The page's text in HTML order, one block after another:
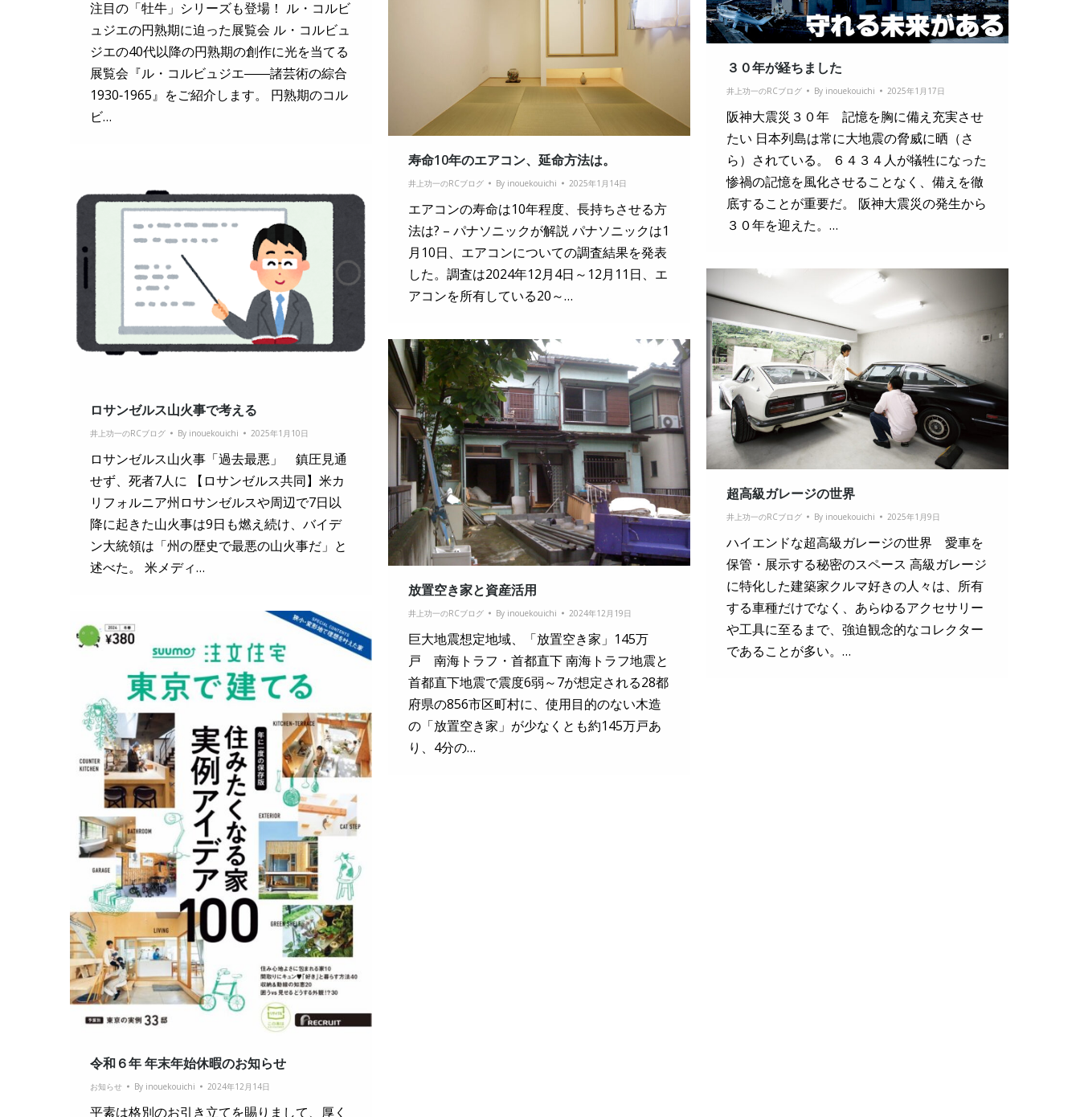
注目の「牡牛」シリーズも登場！ ル・コルビ
ュジエの円熟期に迫った展覧会 ル・コルビュ
ジエの40代以降の円熟期の創作に光を当てる
展覧会『ル・コルビュジエ――諸芸術の綜合
1930‐1965』をご紹介します。 円熟期のコル
ビ…
３０年が経ちました
井上功一のRCブログ By inouekouichi 2025年1月17日
阪神大震災３０年 記憶を胸に備え充実させ
たい 日本列島は常に大地震の脅威に晒（さ
ら）されている。 ６４３４人が犠牲になった
惨禍の記憶を風化させることなく、備えを徹
底することが重要だ。 阪神大震災の発生から
３０年を迎えた。…
寿命10年のエアコン、延命方法は。
井上功一のRCブログ By inouekouichi 2025年1月14日
エアコンの寿命は10年程度、長持ちさせる方
法は? – パナソニックが解説 パナソニックは1
月10日、エアコンについての調査結果を発表
した。調査は2024年12月4日～12月11日、エ
アコンを所有している20～…
ロサンゼルス山火事で考える
井上功一のRCブログ By inouekouichi 2025年1月10日
ロサンゼルス山火事「過去最悪」 鎮圧見通
せず、死者7人に 【ロサンゼルス共同】米カ
リフォルニア州ロサンゼルスや周辺で7日以
降に起きた山火事は9日も燃え続け、バイデ
ン大統領は「州の歴史で最悪の山火事だ」と
述べた。 米メディ…
超高級ガレージの世界
井上功一のRCブログ By inouekouichi 2025年1月9日
ハイエンドな超高級ガレージの世界 愛車を
保管・展示する秘密のスペース 高級ガレージ
に特化した建築家クルマ好きの人々は、所有
する車種だけでなく、あらゆるアクセサリー
や工具に至るまで、強迫観念的なコレクター
であることが多い。…
放置空き家と資産活用
井上功一のRCブログ By inouekouichi 2024年12月19日
巨大地震想定地域、「放置空き家」145万
戸 南海トラフ・首都直下 南海トラフ地震と
首都直下地震で震度6弱～7が想定される28都
府県の856市区町村に、使用目的のない木造
の「放置空き家」が少なくとも約145万戸あ
り、4分の…
令和６年 年末年始休暇のお知らせ
お知らせ By inouekouichi 2024年12月14日
平素は格別のお引き立てを賜りまして、厚く